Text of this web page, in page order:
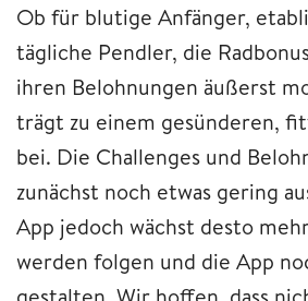
Ob für blutige Anfänger,
tägliche Pendler, die
ihren Belohnungen äußerst
trägt zu einem gesünderen,
bei. Die Challenges und
zunächst noch etwas gering
App jedoch wächst desto
werden folgen und die App